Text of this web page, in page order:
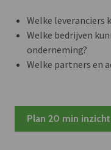
Welke leveranciers
Welke bedrijven
onderneming?
Welke partners en
Plan 20 min inzicht